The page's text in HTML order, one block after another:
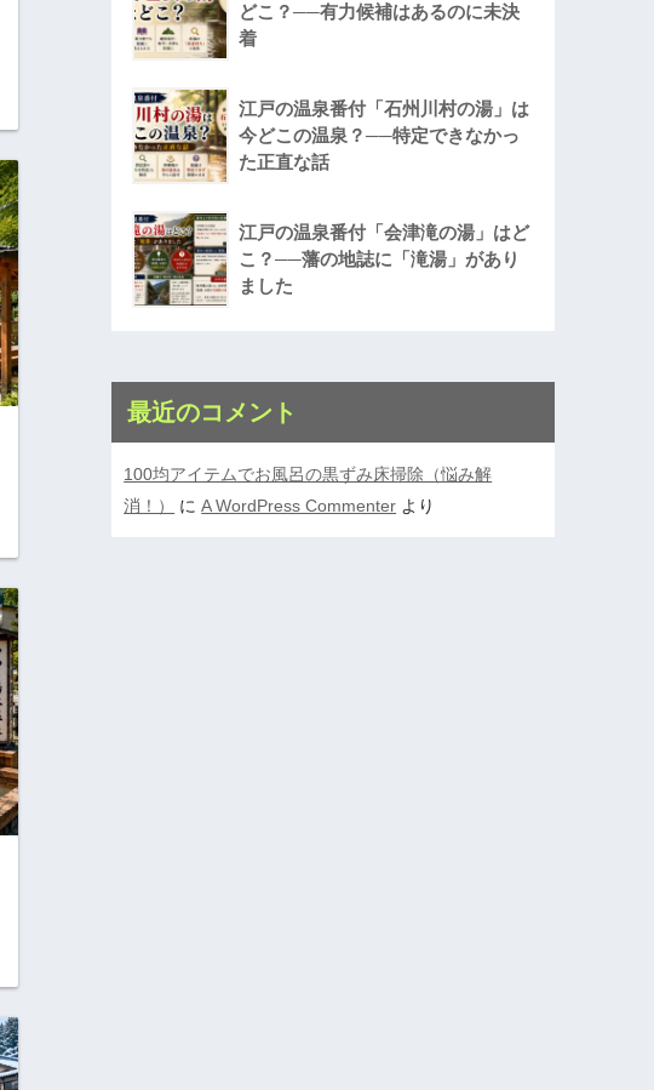
どこ？──有力候補はあるのに未決
着
江戸の温泉番付「石州川村の湯」は
今どこの温泉？──特定できなかっ
た正直な話
江戸の温泉番付「会津滝の湯」はど
こ？──藩の地誌に「滝湯」があり
ました
最近のコメント
100均アイテムでお風呂の黒ずみ床掃除（悩み解
消！）
にA WordPress Commenter より